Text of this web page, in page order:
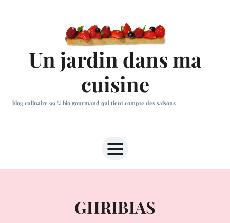
Un jardin dans ma
cuisine
blog culinaire 99 % bio gourmand qui tient compte des saisons
GHRIBIAS